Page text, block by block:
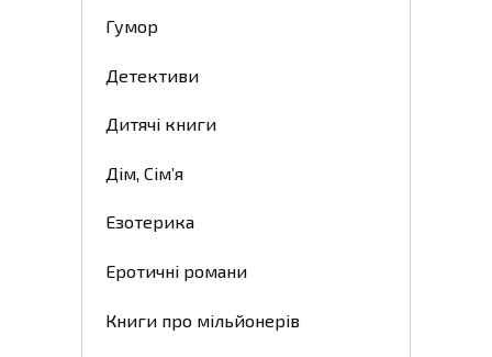
Гумор
Детективи
Дитячі книги
Дім, Сім’я
Езотерика
Еротичні романи
Книги про мільйонерів